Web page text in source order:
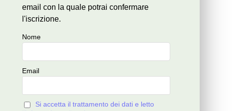
email con la quale potrai confermare
l'iscrizione.
Nome
Email
Si accetta il trattamento dei dati e letto